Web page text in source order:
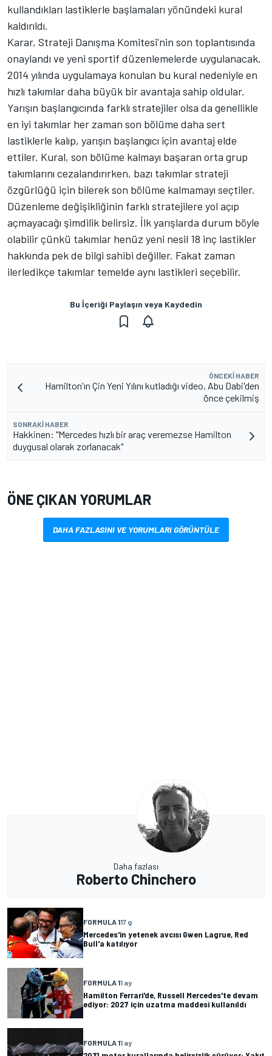
kullandıkları lastiklerle başlamaları yönündeki kural
kaldırıldı.
Karar, Strateji Danışma Komitesi'nin son toplantısında
onaylandı ve yeni sportif düzenlemelerde uygulanacak.
2014 yılında uygulamaya konulan bu kural nedeniyle en
hızlı takımlar daha büyük bir avantaja sahip oldular.
Yarışın başlangıcında farklı stratejiler olsa da genellikle
en iyi takımlar her zaman son bölüme daha sert
lastiklerle kalıp, yarışın başlangıcı için avantaj elde
ettiler. Kural, son bölüme kalmayı başaran orta grup
takımlarını cezalandırırken, bazı takımlar strateji
özgürlüğü için bilerek son bölüme kalmamayı seçtiler.
Düzenleme değişikliğinin farklı stratejilere yol açıp
açmayacağı şimdilik belirsiz. İlk yarışlarda durum böyle
olabilir çünkü takımlar henüz yeni nesil 18 inç lastikler
hakkında pek de bilgi sahibi değiller. Fakat zaman
ilerledikçe takımlar temelde aynı lastikleri seçebilir.
Bu İçeriği Paylaşın veya Kaydedin
ÖNCEKI HABER
Hamilton'ın Çin Yeni Yılını kutladığı video, Abu Dabi'den
önce çekilmiş
SONRAKI HABER
Hakkinen: "Mercedes hızlı bir araç veremezse Hamilton
duygusal olarak zorlanacak"
ÖNE ÇIKAN YORUMLAR
DAHA FAZLASINI VE YORUMLARI GÖRÜNTÜLE
Daha fazlası
Roberto Chinchero
FORMULA 117 g
Mercedes'in yetenek avcısı Gwen Lagrue, Red
Bull'a katılıyor
FORMULA 11 ay
Hamilton Ferrari'de, Russell Mercedes'te devam
ediyor: 2027 için uzatma maddesi kullanıldı
FORMULA 11 ay